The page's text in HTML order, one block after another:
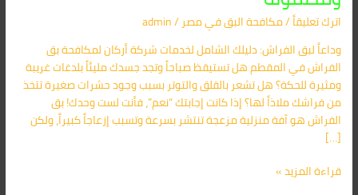
اترك تعليقاً/مكافحة البق​ في مصر/
admin
وداعاً لبق الفراش: دليلك الشامل لخدمات شركة أركان لمكافحة بق
الفراش في المقطم هل تستيقظ صباحاً وتجد جسدك مليئاً بلدغات غريبة
ومثيرة للحكة؟ هل تشعر بالقلق والتوتر بسبب وجود حشرات صغيرة تتخذ
من فراشك ملاذاً لها؟ إذا كانت إجابتك “نعم”، فأنت لست وحدك! بق
الفراش هو آفة منزلية مزعجة تنتشر بسرعة وتسبب إزعاجاً كبيراً، ولكن
[…]
الفراش
في
المقطم
|
حلول
نهائية
ومضمونة
قراءة المزيد »